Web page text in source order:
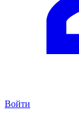
Войти